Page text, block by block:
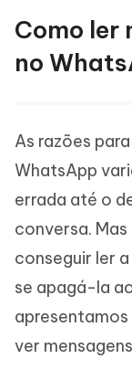
Como ler
no
As razões
WhatsApp
errada até o
conversa.
conseguir ler
se apagá-la
ver